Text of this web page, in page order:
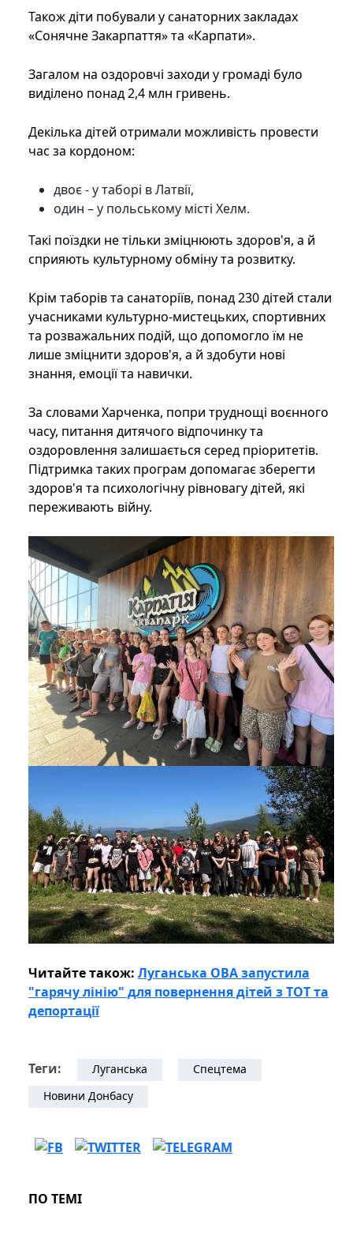
Також діти побували у санаторних закладах
«Сонячне Закарпаття» та «Карпати».
Загалом на оздоровчі заходи у громаді було
виділено понад 2,4 млн гривень.
Декілька дітей отримали можливість провести
час за кордоном:
двоє - у таборі в Латвії,
один – у польському місті Хелм.
Такі поїздки не тільки зміцнюють здоров'я, а й
сприяють культурному обміну та розвитку.
Крім таборів та санаторіїв, понад 230 дітей стали
учасниками культурно-мистецьких, спортивних
та розважальних подій, що допомогло їм не
лише зміцнити здоров'я, а й здобути нові
знання, емоції та навички.
За словами Харченка, попри труднощі воєнного
часу, питання дитячого відпочинку та
оздоровлення залишається серед пріоритетів.
Підтримка таких програм допомагає зберегти
здоров'я та психологічну рівновагу дітей, які
переживають війну.
Читайте також: Луганська ОВА запустила
"гарячу лінію" для повернення дітей з ТОТ та
депортації
Теги: Луганська
Спецтема
Новини Донбасу
ПО ТЕМІ